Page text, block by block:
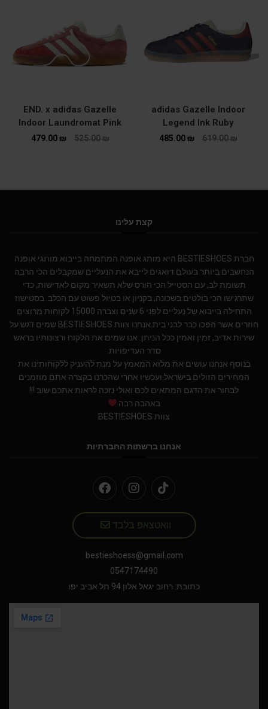
adidas Gazelle Indoor
Legend Ink Ruby
619.00₪
485.00 ₪
END. x adidas Gazelle
Indoor Laundromat Pink
525.00₪
479.00 ₪
קצת עלינו
חברת BESTIESHOES היא מותג אופנה המתמחה בייבוא מותגי אופנה
הנחשבים ביותר בעולם.דואגים לייבא את הנעליים שמקבלים הכי הרבה
תשומת לב, עם הסטייל הכי הורס שלא תשאיר מקום לאדישות, כדי
שתרגישו הכי בולטים בשכונה, בקניון או בטיול פשוט עם הכלב. בסטישוז
התחילה בייבוא של נעליים לפני 6 שנים וצברה 15000 לקוחות מרוצים
חוזרים אשר הפכו כבר לבני בית.אנחנו צוות BESTIESHOES שמים דגש על
שירות אדיב, זמין ואמין ככל הניתן. אנו שמים את הלקוח ורצונותיו בראש
סדר העדיפויות.
בנוסף אנחנו עושים את מלוא המאמץ על מנת להעניק ללקוחותינו את
המחירים הזולים בישראל.ועכשיו אחרי שהכרנו בקצרה אתם מוזמנים
לבחור את הדגם המתאים לכם ואולי נזכה לראות אתכם שוב !!!
באהבה רבה
צוות BESTIESHOES
אנחנו ברשתות החברתיות
וואטצאפ בלבד
bestieshoess@gmail.com
0547174490
כתובת: רחוב יגאל אלון 94 תל אביב יפו